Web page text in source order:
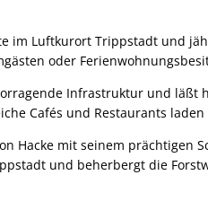
im Luftkurort Trippstadt und
oder
Infrastruktur und läßt
Cafés und Restaurants
Hacke mit seinem prächtigen
und beherbergt die